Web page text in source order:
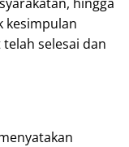
kesimpulan
selesai dan